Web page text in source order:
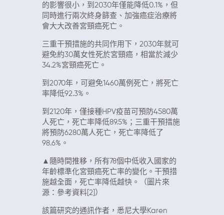
的影響很小，到2030年僅能降低0.1%，但
同時進行兩次終身篩查、加強癌症治療將
會大大改善宮頸癌死亡。
三重干預措施的共同作用下，2030年就可
避免約30萬女性死於宮頸癌，相當於減少
34.2%宮頸癌死亡。
到2070年，可避免1460萬例死亡，將死亡
率降低92.3%。
到2120年，僅接種HPV疫苗可預防4580萬
人死亡，死亡率降低89.5%；三重干預措施
將預防6280萬人死亡，死亡率降低了
98.6%。
▲隨時間推移，所有78個中低收入國家的
年齡標準化宮頸癌死亡率的變化。干預措
施越全面，死亡率降低越快。（圖片來
源：參考資料[2]）
該篇研究的通訊作者，悉尼大學Karen